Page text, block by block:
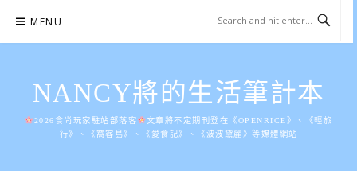
content
MENU
NANCY將的生活筆計本
2026食尚玩家駐站部落客
文章將不定期刊登在《OPENRICE》、《輕旅
行》、《窩客島》、《愛食記》、《波波黛麗》等媒體網站